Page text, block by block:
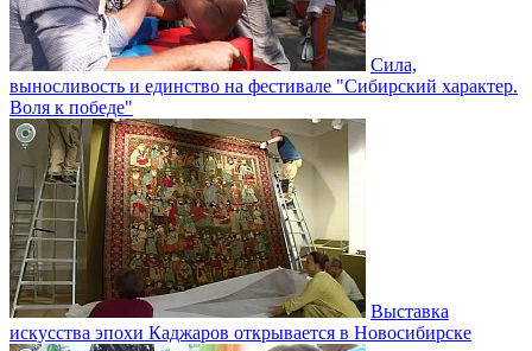
Сила,
выносливость и единство на фестивале "Сибирский характер.
Воля к победе"
Выставка
искусства эпохи Каджаров открывается в Новосибирске